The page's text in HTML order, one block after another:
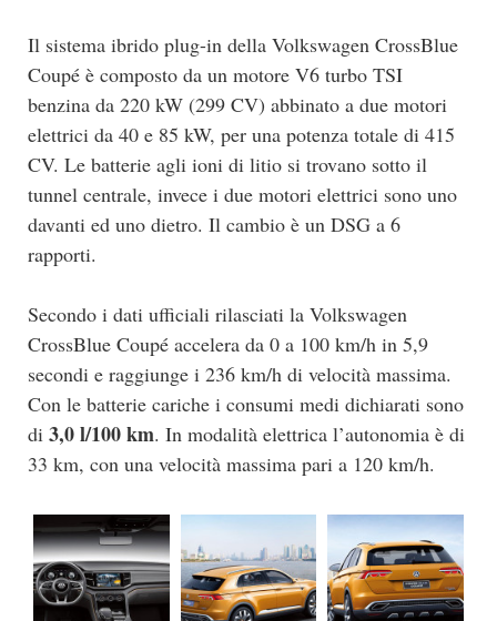
Il sistema ibrido plug-in della Volkswagen CrossBlue
Coupé è composto da un motore V6 turbo TSI
benzina da 220 kW (299 CV) abbinato a due motori
elettrici da 40 e 85 kW, per una potenza totale di 415
CV. Le batterie agli ioni di litio si trovano sotto il
tunnel centrale, invece i due motori elettrici sono uno
davanti ed uno dietro. Il cambio è un DSG a 6
rapporti.
Secondo i dati ufficiali rilasciati la Volkswagen
CrossBlue Coupé accelera da 0 a 100 km/h in 5,9
secondi e raggiunge i 236 km/h di velocità massima.
Con le batterie cariche i consumi medi dichiarati sono
di 3,0 l/100 km. In modalità elettrica l’autonomia è di
33 km, con una velocità massima pari a 120 km/h.